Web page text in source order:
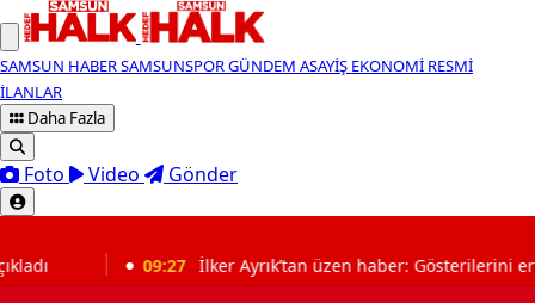
SAMSUN HABERSAMSUNSPORGÜNDEM ASAYİŞ EKONOMİ RESMİ
İLANLAR
Daha Fazla
Foto Video Gönder
09:27 İlker Ayrık’tan üzen haber: Gösterilerini erteledi